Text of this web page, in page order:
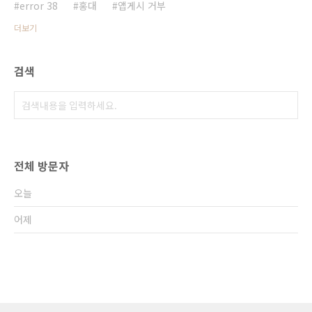
error 38 홍대 앱게시 거부
더보기
검색
전체 방문자
오늘
어제